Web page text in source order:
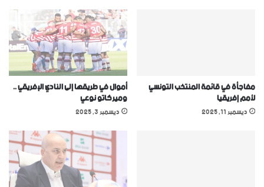
مفاجأة في قائمة المنتخب التونسي
ﻷمم إفريقيا
ديسمبر 11, 2025
أموال في طريقها إلى النادي الإفريقي ..
وميركاتو نوعي
ديسمبر 3, 2025